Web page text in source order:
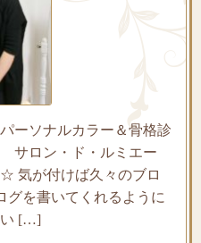
ーソナルカラー＆骨格診
サロン・ド・ルミエー
気が付けば久々のブロ
を書いてくれるように
い […]